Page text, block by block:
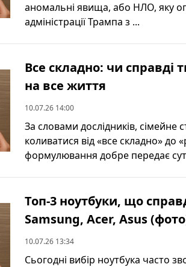
аномальні явища, або НЛО, яку
адміністрації Трампа з ...
Все складно: чи
на все життя
10.07.26 14:00
За словами дослідників,
коливатися від «все складно» до
формулювання добре передає
Топ-3 ноутбуки, що
Samsung, Acer, Asus
10.07.26 13:34
Сьогодні вибір ноутбука часто